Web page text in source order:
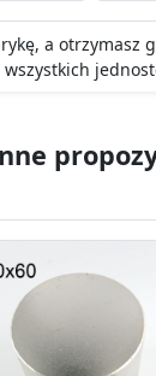
a otrzymasz
wszystkich